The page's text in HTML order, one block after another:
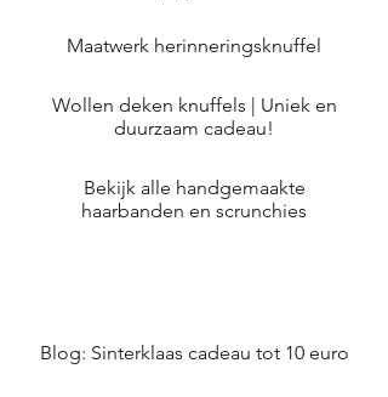
Maatwerk herinneringsknuffel
Wollen deken knuffels | Uniek en
duurzaam cadeau!
Bekijk alle handgemaakte
haarbanden en scrunchies
Blog: Sinterklaas cadeau tot 10 euro